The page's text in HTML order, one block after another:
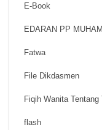
E-Book
EDARAN PP
Fatwa
File Dikdasmen
Fiqih Wanita Tentang
flash